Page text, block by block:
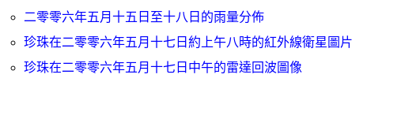
二零零六年五月十五日至十八日的雨量分佈
珍珠在二零零六年五月十七日約上午八時的紅外線衛星圖片
珍珠在二零零六年五月十七日中午的雷達回波圖像